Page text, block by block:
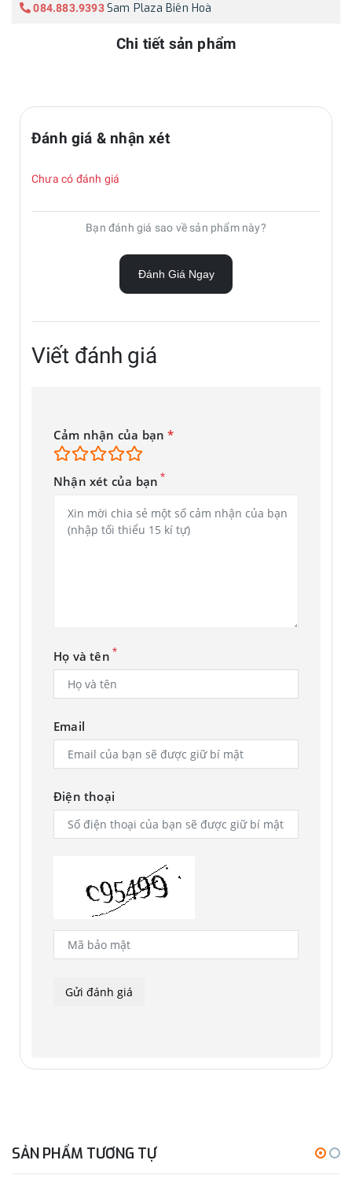
084.883.9393 Sam Plaza Biên Hoà
Chi tiết sản phẩm
Đánh giá & nhận xét
Chưa có đánh giá
Bạn đánh giá sao về sản phẩm này?
Đánh Giá Ngay
Viết đánh giá
Cảm nhận của bạn*
Nhận xét của bạn *
Họ và tên *
Email
Điện thoại
SẢN PHẨM TƯƠNG TỰ